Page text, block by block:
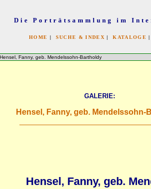
Die Porträtsammlung im
HOME | SUCHE & INDEX |KATALOGE
Fanny, geb. Mendelssohn-Bartholdy
GALERIE:
Hensel, Fanny, geb. Mendelssohn-
Hensel, Fanny, geb.